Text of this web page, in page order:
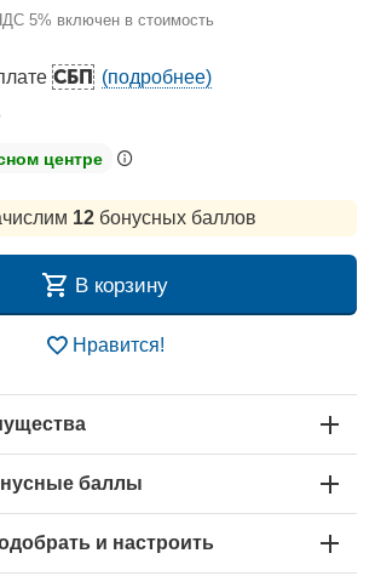
5% включен в стоимость
СБП (подробнее)
центре
12бонусных баллов
В корзину
Нравится!
баллы
и настроить